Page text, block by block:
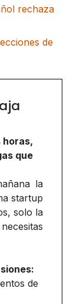
rechaza
de
horas,
que
la
startup
solo la
de